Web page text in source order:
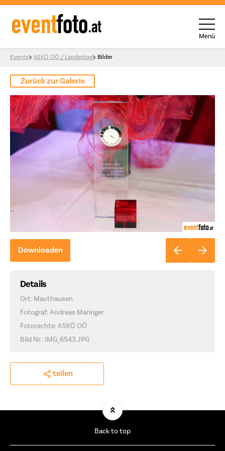
Skip to content
Menü
Events ASKÖ OÖ / Landestag Bilder
Zurück zur Galerie
Downloaden
Details
Ort: Mauthausen
Fotograf: Andreas Maringer
Fotorechte: ASKÖ OÖ
Bild Nr.: IMG_6543.JPG
teilen
Back to top